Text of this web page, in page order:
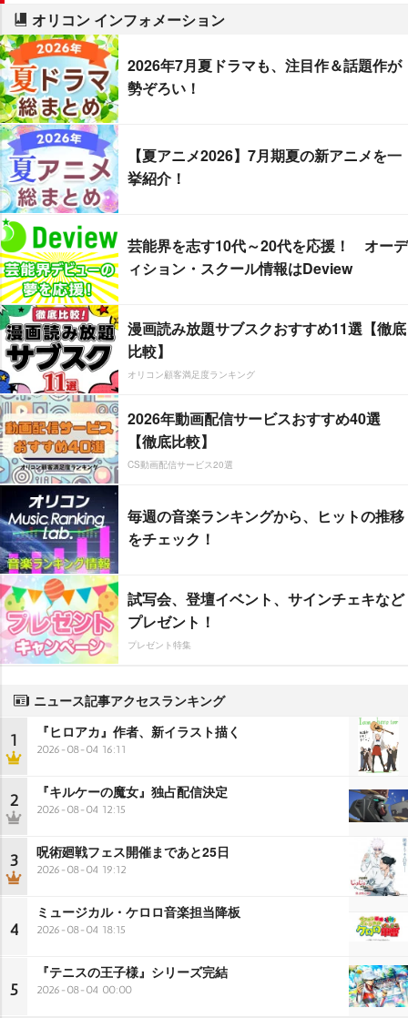
オリコン インフォメーション
2026年7月夏ドラマも、注目作＆話題作が
勢ぞろい！
【夏アニメ2026】7月期夏の新アニメを一
挙紹介！
芸能界を志す10代～20代を応援！ オーデ
ィション・スクール情報はDeview
漫画読み放題サブスクおすすめ11選【徹底
比較】
オリコン顧客満足度ランキング
2026年動画配信サービスおすすめ40選
【徹底比較】
CS動画配信サービス20選
毎週の音楽ランキングから、ヒットの推移
をチェック！
試写会、登壇イベント、サインチェキなど
プレゼント！
プレゼント特集
ニュース記事アクセスランキング
1 『ヒロアカ』作者、新イラスト描く
2026-08-04 16:11
2 『キルケーの魔女』独占配信決定
2026-08-04 12:15
3 呪術廻戦フェス開催まであと25日
2026-08-04 19:12
4
ミュージカル・ケロロ音楽担当降板
2026-08-04 18:15
5
『テニスの王子様』シリーズ完結
2026-08-04 00:00